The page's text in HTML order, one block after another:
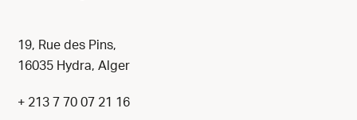
19, Rue des Pins,
16035 Hydra, Alger
+ 213 7 70 07 21 16